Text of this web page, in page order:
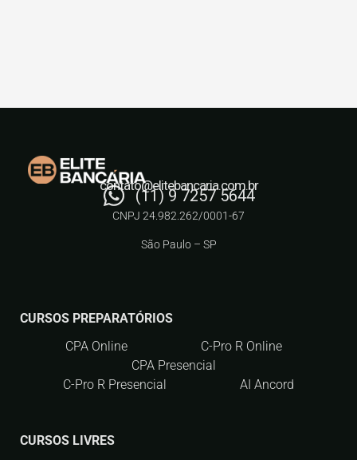
(11) 9 7257 5644
contato@elitebancaria.com.br
CNPJ 24.982.262/0001-67
São Paulo – SP
CURSOS PREPARATÓRIOS
CPA Online
C-Pro R Online
CPA Presencial
C-Pro R Presencial
AI Ancord
CURSOS LIVRES